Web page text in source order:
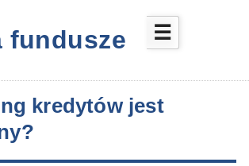
fundusze ☰
kredytów jest